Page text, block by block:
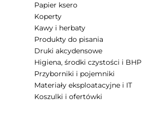
Papier ksero
Koperty
Kawy i herbaty
Produkty do pisania
Druki akcydensowe
Higiena, środki czystości i BHP
Przyborniki i pojemniki
Materiały eksploatacyjne i IT
Koszulki i ofertówki